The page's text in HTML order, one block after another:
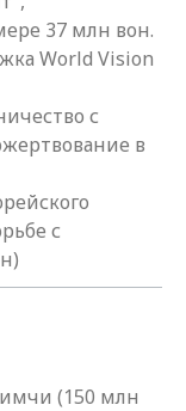
37 млн вон.
World Vision
с
в
с
(150 млн